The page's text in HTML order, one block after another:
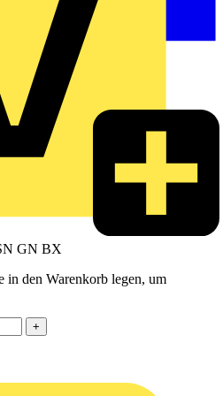
mit innovatiever
und intuitive Handhabung.
GN BX
den Warenkorb legen, um
+